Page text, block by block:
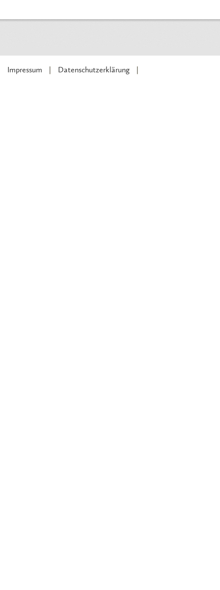
Impressum Datenschutzerklärung